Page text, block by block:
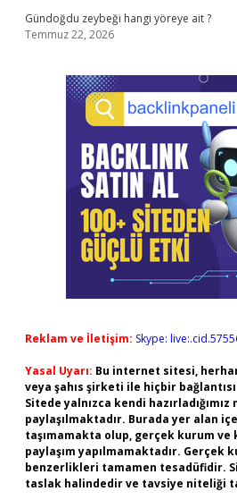
Gündoğdu zeybeği hangi yöreye ait ?
Temmuz 22, 2026
Reklam ve İletişim: Skype:
Yasal Uyarı: Bu internet sitesi,
veya şahıs şirketi ile hiçbir
Sitede yalnızca kendi
paylaşılmaktadır. Burada yer alan
taşımamakta olup, gerçek kurum ve
paylaşım yapılmamaktadır. Gerçek
benzerlikleri tamamen tesadüfidir.
taslak halindedir ve tavsiye niteliği